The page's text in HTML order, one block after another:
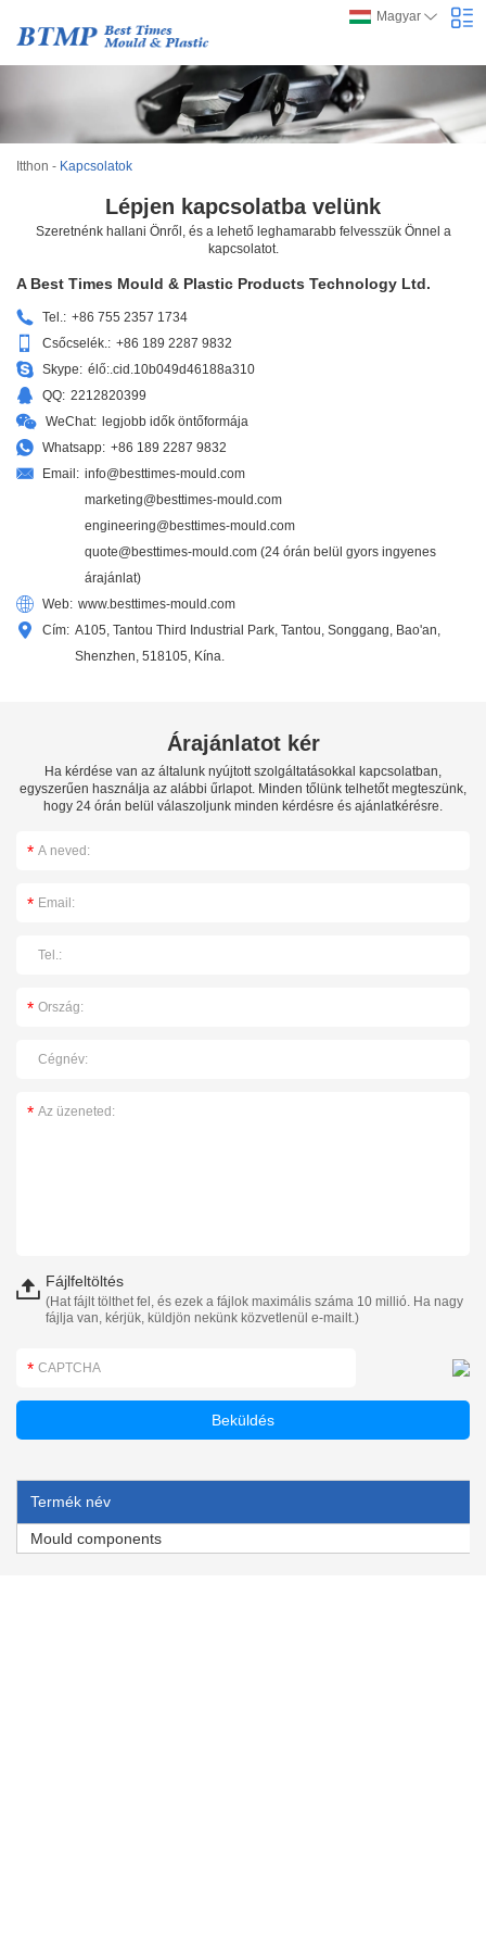
Magyar
Itthon - Kapcsolatok
Lépjen kapcsolatba velünk
Szeretnénk hallani Önről, és a lehető leghamarabb felvesszük Önnel a
kapcsolatot.
A Best Times Mould & Plastic Products Technology Ltd.
Tel.: +86 755 2357 1734
Csőcselék.: +86 189 2287 9832
Skype: élő:.cid.10b049d46188a310
QQ: 2212820399
WeChat: legjobb idők öntőformája
Whatsapp: +86 189 2287 9832
Email: info@besttimes-mould.com
marketing@besttimes-mould.com
engineering@besttimes-mould.com
quote@besttimes-mould.com (24 órán belül gyors ingyenes
árajánlat)
Web: www.besttimes-mould.com
Cím: A105, Tantou Third Industrial Park, Tantou, Songgang, Bao'an,
Shenzhen, 518105, Kína.
Árajánlatot kér
Ha kérdése van az általunk nyújtott szolgáltatásokkal kapcsolatban,
egyszerűen használja az alábbi űrlapot. Minden tőlünk telhetőt megteszünk,
hogy 24 órán belül válaszoljunk minden kérdésre és ajánlatkérésre.
Fájlfeltöltés
(Hat fájlt tölthet fel, és ezek a fájlok maximális száma 10 millió. Ha nagy
fájlja van, kérjük, küldjön nekünk közvetlenül e-mailt.)
Termék név
Mould components